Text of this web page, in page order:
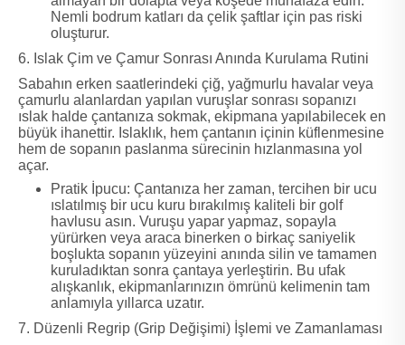
Nemli bodrum katları da çelik şaftlar için pas riski
oluşturur.
6. Islak Çim ve Çamur Sonrası Anında Kurulama Rutini
Sabahın erken saatlerindeki çiğ, yağmurlu havalar veya
çamurlu alanlardan yapılan vuruşlar sonrası sopanızı
ıslak halde çantanıza sokmak, ekipmana yapılabilecek en
büyük ihanettir. Islaklık, hem çantanın içinin küflenmesine
hem de sopanın paslanma sürecinin hızlanmasına yol
açar.
Pratik İpucu: Çantanıza her zaman, tercihen bir ucu
ıslatılmış bir ucu kuru bırakılmış kaliteli bir golf
havlusu asın. Vuruşu yapar yapmaz, sopayla
yürürken veya araca binerken o birkaç saniyelik
boşlukta sopanın yüzeyini anında silin ve tamamen
kuruladıktan sonra çantaya yerleştirin. Bu ufak
alışkanlık, ekipmanlarınızın ömrünü kelimenin tam
anlamıyla yıllarca uzatır.
7. Düzenli Regrip (Grip Değişimi) İşlemi ve Zamanlaması